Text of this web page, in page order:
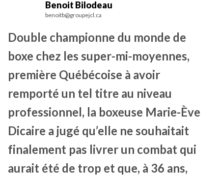
Benoit Bilodeau
benoitb@groupejcl.ca
Double championne du monde de
boxe chez les super-mi-moyennes,
première Québécoise à avoir
remporté un tel titre au niveau
professionnel, la boxeuse Marie-Ève
Dicaire a jugé qu’elle ne souhaitait
finalement pas livrer un combat qui
aurait été de trop et que, à 36 ans,